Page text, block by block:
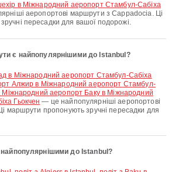
аеропортові маршрути з Cappadocia. Ці
пересадки для вашої подорожі.
є найпопулярнішими до Istanbul?
Алжир в Міжнародний аеропорт Стамбул-
Міжнародний аеропорт Баку в Міжнародний
Гьокчен — це найпопулярніші аеропортові
маршрути пропонують зручні пересадки для
найпопулярнішими до Istanbul?